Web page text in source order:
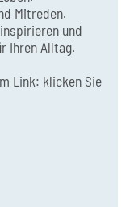
Mitreden.
und
Ihren Alltag.
Link: klicken Sie